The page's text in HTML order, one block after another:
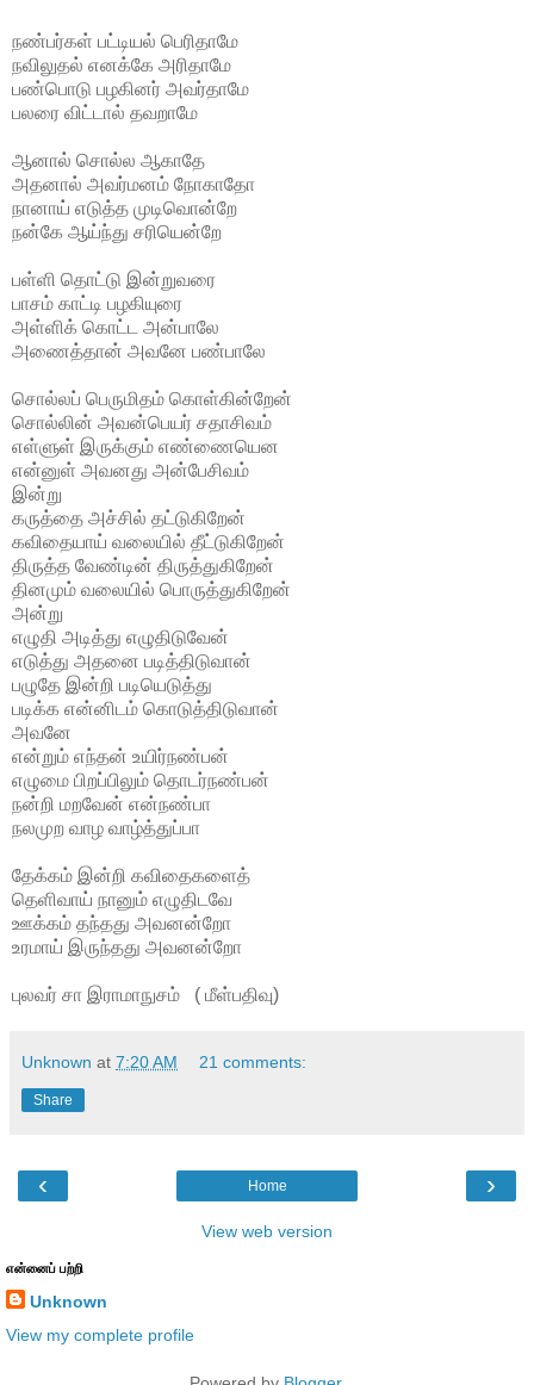
நண்பர்கள் பட்டியல் பெரிதாமே
நவிலுதல் எனக்கே அரிதாமே
பண்பொடு பழகினர் அவர்தாமே
பலரை விட்டால் தவறாமே
ஆனால் சொல்ல ஆகாதே
அதனால் அவர்மனம் நோகாதோ
நானாய் எடுத்த முடிவொன்றே
நன்கே ஆய்ந்து சரியென்றே
பள்ளி தொட்டு இன்றுவரை
பாசம் காட்டி பழகியுரை
அள்ளிக் கொட்ட அன்பாலே
அணைத்தான் அவனே பண்பாலே
சொல்லப் பெருமிதம் கொள்கின்றேன்
சொல்லின் அவன்பெயர் சதாசிவம்
எள்ளுள் இருக்கும் எண்ணையென
என்னுள் அவனது அன்பேசிவம்
இன்று
கருத்தை அச்சில் தட்டுகிறேன்
கவிதையாய் வலையில் தீட்டுகிறேன்
திருத்த வேண்டின் திருத்துகிறேன்
தினமும் வலையில் பொருத்துகிறேன்
அன்று
எழுதி அடித்து எழுதிடுவேன்
எடுத்து அதனை படித்திடுவான்
பழுதே இன்றி படியெடுத்து
படிக்க என்னிடம் கொடுத்திடுவான்
அவனே
என்றும் எந்தன் உயிர்நண்பன்
எழுமை பிறப்பிலும் தொடர்நண்பன்
நன்றி மறவேன் என்நண்பா
நலமுற வாழ வாழ்த்துப்பா
தேக்கம் இன்றி கவிதைகளைத்
தெளிவாய் நானும் எழுதிடவே
ஊக்கம் தந்தது அவனன்றோ
உரமாய் இருந்தது அவனன்றோ
புலவர் சா இராமாநுசம் ( மீள்பதிவு)
Unknown at 7:20 AM 21 comments:
Share
‹ ›
Home
View web version
என்னைப் பற்றி
Unknown
View my complete profile